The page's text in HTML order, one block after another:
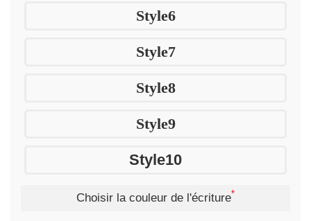
Style6
Style7
Style8
Style9
Style10
Choisir la couleur de l'écriture*